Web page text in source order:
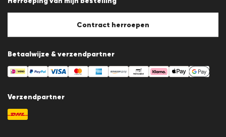
Cookiebeleid
Contract herroepen
Betaalwijze & verzendpartner
Verzendpartner